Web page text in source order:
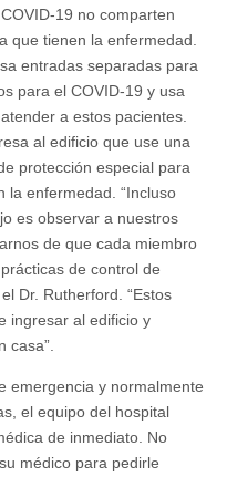
19 no comparten
que tienen la enfermedad.
entradas separadas para
para el COVID-19 y usa
a estos pacientes.
al edificio que use una
protección especial para
la enfermedad. “Incluso
es observar a nuestros
de que cada miembro
de control de
Dr. Rutherford. “Estos
ingresar al edificio y
casa”.
emergencia y normalmente
el equipo del hospital
de inmediato. No
médico para pedirle